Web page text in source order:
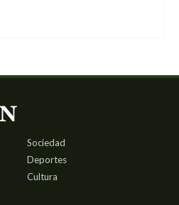
Sociedad
Deportes
Cultura